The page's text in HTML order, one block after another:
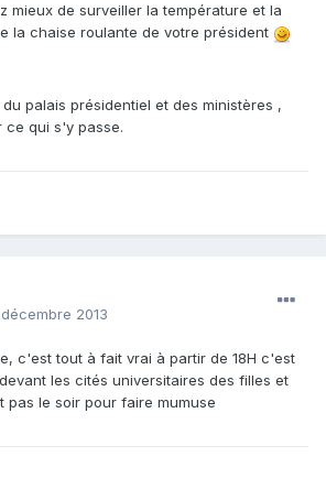
mieux de surveiller la température et la
la chaise roulante de votre président
palais présidentiel et des ministères ,
ce qui s'y passe.
décembre 2013
c'est tout à fait vrai à partir de 18H c'est
les cités universitaires des filles et
pas le soir pour faire mumuse